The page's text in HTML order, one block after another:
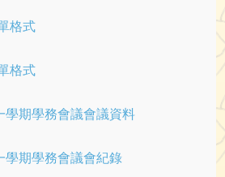
格式
格式
學期學務會議會議資料
學期學務會議會紀錄